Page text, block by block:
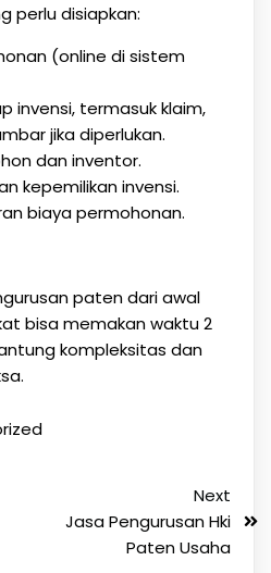
perlu disiapkan:
(online di sistem
invensi, termasuk klaim,
jika diperlukan.
dan inventor.
kepemilikan invensi.
biaya permohonan.
paten dari awal
bisa memakan waktu 2
kompleksitas dan
Next
Jasa Pengurusan Hki
Paten Usaha